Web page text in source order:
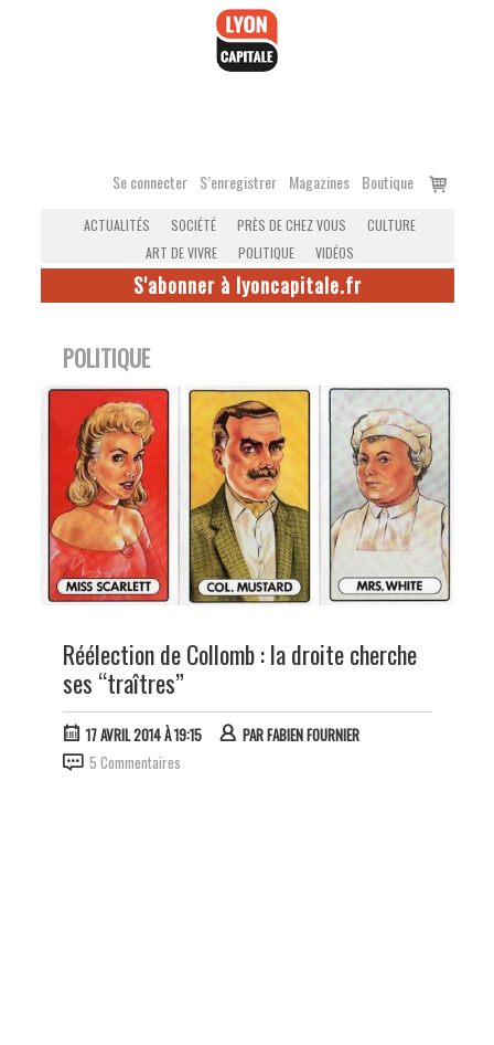
Se connecter S’enregistrer Magazines Boutique
Voir
ACTUALITÉS SOCIÉTÉ PRÈS DE CHEZ VOUS
CULTURE
ART DE VIVRE
POLITIQUE VIDÉOS
S'abonner à lyoncapitale.fr
POLITIQUE
Réélection de Collomb : la droite cherche
ses “traîtres”
17 AVRIL 2014 À 19:15 PARFABIEN FOURNIER
5 Commentaires